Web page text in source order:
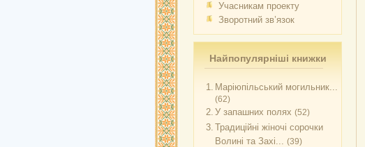
Учасникам проекту
Зворотний зв’язок
Найпопулярніші книжки
1. Маріюпільський могильник...
(62)
2. У запашних полях (52)
3. Традиційні жіночі сорочки
Волині та Захі... (39)